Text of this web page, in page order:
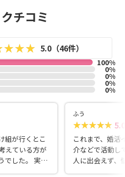
クチコミ
5.0（46件）
100%
0%
0%
0%
0%
組が行くとこ
えている方が
でした。 実際
リで相手を探
ふう
5.0
これまで、婚活
介などで活動し
人に出会えず、
すすめもあり、